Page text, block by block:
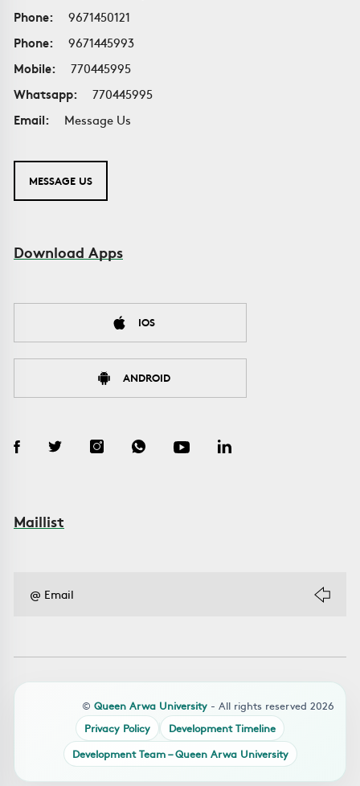
Phone:
9671450121
Phone:
9671445993
Mobile:
770445995
Whatsapp:
770445995
Email:
Message Us
MESSAGE US
Download Apps
IOS
ANDROID
Maillist
© Queen Arwa University - All rights reserved 2026
Privacy Policy
Development Timeline
Development Team – Queen Arwa University